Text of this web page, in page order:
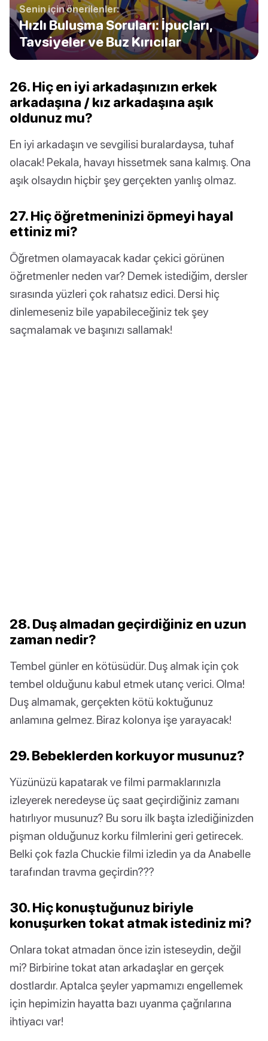
Senin için önerilenler:
Hızlı Buluşma Soruları: İpuçları,
Tavsiyeler ve Buz Kırıcılar
26. Hiç en iyi arkadaşınızın erkek
arkadaşına / kız arkadaşına aşık
oldunuz mu?
En iyi arkadaşın ve sevgilisi buralardaysa, tuhaf
olacak! Pekala, havayı hissetmek sana kalmış. Ona
aşık olsaydın hiçbir şey gerçekten yanlış olmaz.
27. Hiç öğretmeninizi öpmeyi hayal
ettiniz mi?
Öğretmen olamayacak kadar çekici görünen
öğretmenler neden var? Demek istediğim, dersler
sırasında yüzleri çok rahatsız edici. Dersi hiç
dinlemeseniz bile yapabileceğiniz tek şey
saçmalamak ve başınızı sallamak!
28. Duş almadan geçirdiğiniz en uzun
zaman nedir?
Tembel günler en kötüsüdür. Duş almak için çok
tembel olduğunu kabul etmek utanç verici. Olma!
Duş almamak, gerçekten kötü koktuğunuz
anlamına gelmez. Biraz kolonya işe yarayacak!
29. Bebeklerden korkuyor musunuz?
Yüzünüzü kapatarak ve filmi parmaklarınızla
izleyerek neredeyse üç saat geçirdiğiniz zamanı
hatırlıyor musunuz? Bu soru ilk başta izlediğinizden
pişman olduğunuz korku filmlerini geri getirecek.
Belki çok fazla Chuckie filmi izledin ya da Anabelle
tarafından travma geçirdin???
30. Hiç konuştuğunuz biriyle
konuşurken tokat atmak istediniz mi?
Onlara tokat atmadan önce izin isteseydin, değil
mi? Birbirine tokat atan arkadaşlar en gerçek
dostlardır. Aptalca şeyler yapmamızı engellemek
için hepimizin hayatta bazı uyanma çağrılarına
ihtiyacı var!